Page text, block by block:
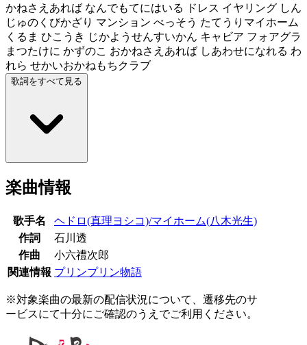
かねさえあれば なんでもてにはいる ドレス イヤリング しん
じゅのくびかざり マンション べっそう たてうりマイホーム
くるま ひこうき じかようせんすいかん キャビア フォアグラ
まつたけに かずのこ おかねさえあれば しあわせになれる わ
れら せかいおかねもちクラブ
歌詞をすべて見る
楽曲情報
歌手名
ヘドロ(真理ヨシコ)/マイホーム(八木光生)
作詞
石川透
作曲
小六禮次郎
関連情報 プリンプリン物語
※対象楽曲の最新の配信状況について、遷移先のサ
ービスにて十分にご確認のうえでご利用ください。